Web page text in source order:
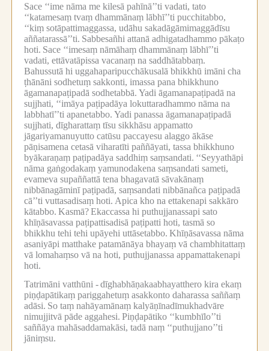
Sace ‘‘ime nāma me kilesā pahīnā’’ti vadati, tato
‘‘katamesaṃ tvaṃ dhammānaṃ lābhī’’ti pucchitabbo,
‘‘kiṃ sotāpattimaggassa, udāhu sakadāgāmimaggādīsu
aññatarassā’’ti. Sabbesañhi attanā adhigatadhammo pākaṭo
hoti. Sace ‘‘imesaṃ nāmāhaṃ dhammānaṃ lābhī’’ti
vadati, ettāvatāpissa vacanaṃ na saddhātabbaṃ.
Bahussutā hi uggahaparipucchākusalā bhikkhū imāni cha
ṭhānāni sodhetuṃ sakkonti, imassa pana bhikkhuno
āgamanapaṭipadā sodhetabbā. Yadi āgamanapaṭipadā na
sujjhati, ‘‘imāya paṭipadāya lokuttaradhammo nāma na
labbhatī’’ti apanetabbo. Yadi panassa āgamanapaṭipadā
sujjhati, dīgharattaṃ tīsu sikkhāsu appamatto
jāgariyamanuyutto catūsu paccayesu alaggo ākāse
pāṇisamena cetasā viharatīti paññāyati, tassa bhikkhuno
byākaraṇaṃ paṭipadāya saddhiṃ saṃsandati. ‘‘Seyyathāpi
nāma gaṅgodakaṃ yamunodakena saṃsandati sameti,
evameva supaññattā tena bhagavatā sāvakānaṃ
nibbānagāminī paṭipadā, saṃsandati nibbānañca paṭipadā
cā’’ti vuttasadisaṃ hoti. Apica kho na ettakenapi sakkāro
kātabbo. Kasmā?Ekaccassa hi puthujjanassapi sato
khīṇāsavassa paṭipattisadisā paṭipatti hoti, tasmā so
bhikkhu tehi tehi upāyehi uttāsetabbo. Khīṇāsavassa nāma
asaniyāpi matthake patamānāya bhayaṃ vā chambhitattaṃ
vā lomahaṃso vā na hoti, puthujjanassa appamattakenapi
hoti.
Tatrimāni vatthūni -dīghabhāṇakaabhayatthero kira ekaṃ
piṇḍapātikaṃ pariggahetuṃ asakkonto daharassa saññaṃ
adāsi. So taṃ nahāyamānaṃ kalyāṇīnadīmukhadvāre
nimujjitvā pāde aggahesi. Piṇḍapātiko ‘‘kumbhīlo’’ti
saññāya mahāsaddamakāsi, tadā naṃ ‘‘puthujjano’’ti
jāniṃsu.